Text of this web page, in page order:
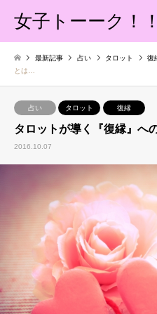
女子トーーク！！
最新記事 占い タロット 復
とは…
占い タロット 復縁
タロットが導く『復縁』へ
2016.10.07